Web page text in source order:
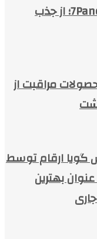
خدمات شبکه‌های اجتماعی 7Panel؛ از جذب
مراقبت از
گویا ارقام توسط
بهترین